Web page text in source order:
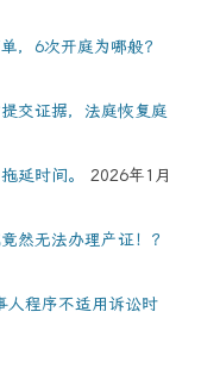
，6次开庭为哪般？
交证据，法庭恢复庭
延时间。
2026年1月
然无法办理产证！？
人程序不适用诉讼时